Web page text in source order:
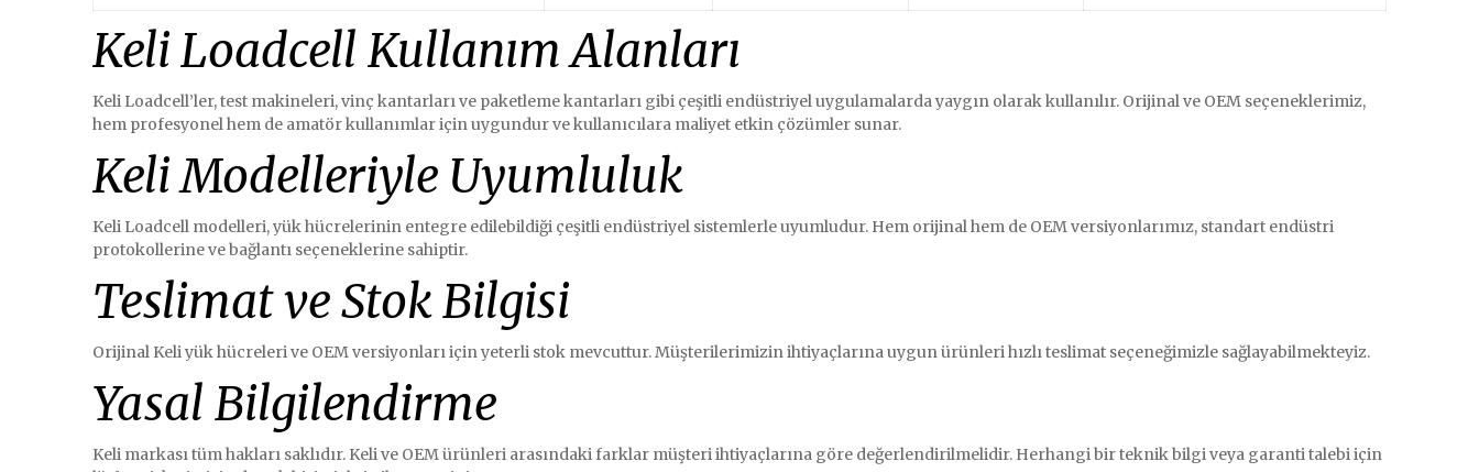
Keli Loadcell Kullanım Alanları
Keli Loadcell’ler, test makineleri, vinç kantarları ve paketleme kantarları gibi çeşitli endüstriyel uygulamalarda yaygın olarak kullanılır. Orijinal ve OEM seçeneklerimiz,
hem profesyonel hem de amatör kullanımlar için uygundur ve kullanıcılara maliyet etkin çözümler sunar.
Keli Modelleriyle Uyumluluk
Keli Loadcell modelleri, yük hücrelerinin entegre edilebildiği çeşitli endüstriyel sistemlerle uyumludur. Hem orijinal hem de OEM versiyonlarımız, standart endüstri
protokollerine ve bağlantı seçeneklerine sahiptir.
Teslimat ve Stok Bilgisi
Orijinal Keli yük hücreleri ve OEM versiyonları için yeterli stok mevcuttur. Müşterilerimizin ihtiyaçlarına uygun ürünleri hızlı teslimat seçeneğimizle sağlayabilmekteyiz.
Yasal Bilgilendirme
Keli markası tüm hakları saklıdır. Keli ve OEM ürünleri arasındaki farklar müşteri ihtiyaçlarına göre değerlendirilmelidir. Herhangi bir teknik bilgi veya garanti talebi için